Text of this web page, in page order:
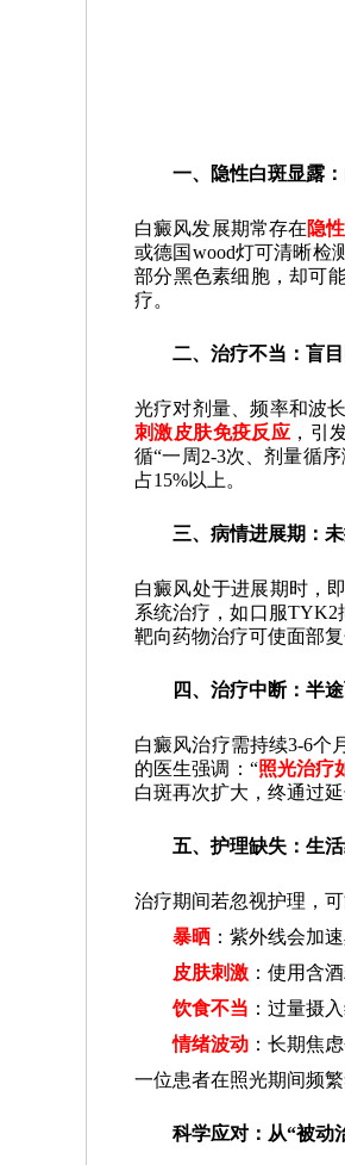
一、隐性白斑显露
白癜风发展期常存在隐
或德国wood灯可清晰检
部分黑色素细胞，却可
疗。
二、治疗不当：盲
光疗对剂量、频率和波
刺激皮肤免疫反应 ，引
循“一周2-3次、剂量循
占15%以上。
三、病情进展期：
白癜风处于进展期时，
系统治疗，如口服TYK2
靶向药物治疗可使面部
四、治疗中断：半
白癜风治疗需持续3-6个
的医生强调：“照光治疗
白斑再次扩大，终通过
五、护理缺失：生
治疗期间若忽视护理，
暴晒 ：紫外线会加
皮肤刺激 ：使用含
饮食不当 ：过量摄
情绪波动 ：长期焦
一位患者在照光期间频
科学应对：从“被动